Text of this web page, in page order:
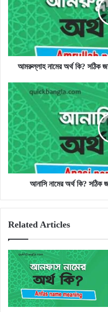
কি?
সঠিক
জানুন
(Amrullah
name
meaning)
আমরুল্লাহ নামের অর্থ কি?
আনাসি
নামের
অর্থ
কি?
সঠিক
জানুন
(Anasi
name
meaning)
আনাসি নামের অর্থ কি?
Related Articles